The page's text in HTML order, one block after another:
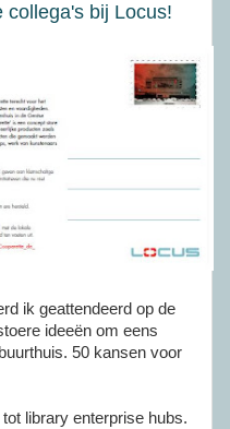
collega's bij Locus!
ik geattendeerd op de
ideeën om eens
50 kansen voor
library enterprise hubs.